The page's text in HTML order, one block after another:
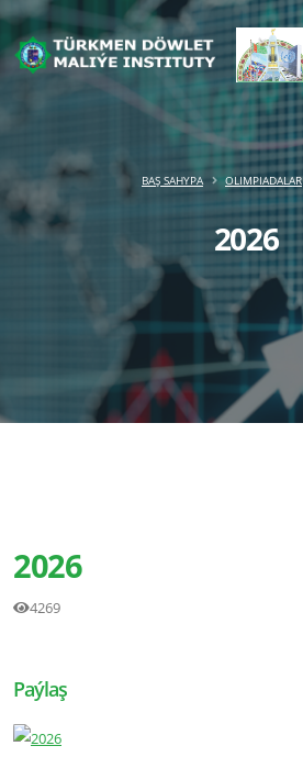
2026
BAŞ SAHYPA OLIMPIADALAR
2026
4269
Paýlaş